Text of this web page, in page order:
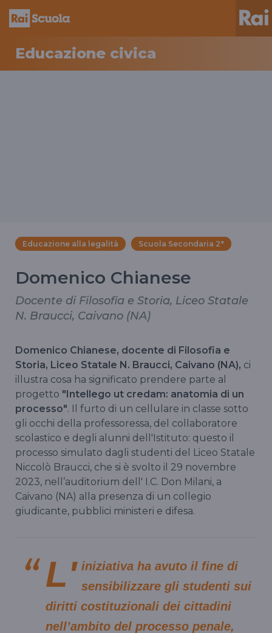
Educazione civica
Educazione alla legalità Scuola Secondaria 2°
Domenico Chianese
Docente di Filosofia e Storia, Liceo Statale
N. Braucci, Caivano (NA)
Domenico Chianese, docente di Filosofia e
Storia, Liceo Statale N. Braucci, Caivano (NA), ci
illustra cosa ha significato prendere parte al
progetto "Intellego ut credam: anatomia di un
processo". Il furto di un cellulare in classe sotto
gli occhi della professoressa, del collaboratore
scolastico e degli alunni dell'Istituto: questo il
processo simulato dagli studenti del Liceo Statale
Niccolò Braucci, che si è svolto il 29 novembre
2023, nell’auditorium dell' I.C. Don Milani, a
Caivano (NA) alla presenza di un collegio
giudicante, pubblici ministeri e difesa.
L' iniziativa ha avuto il fine di
sensibilizzare gli studenti sui
diritti costituzionali dei cittadini
nell’ambito del processo penale,